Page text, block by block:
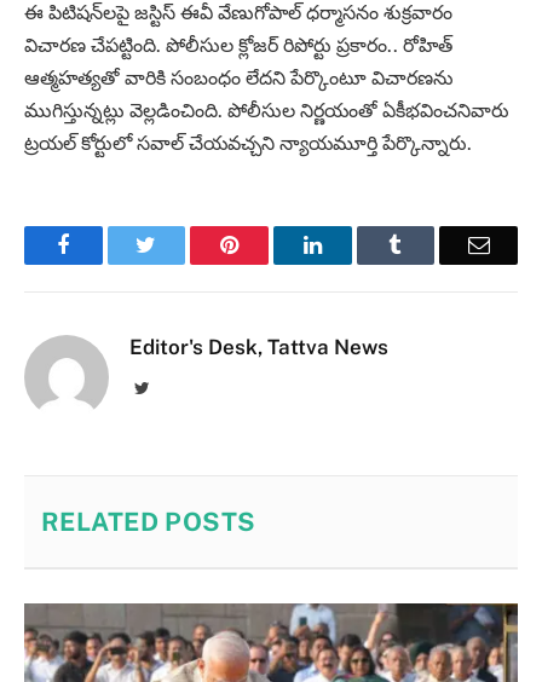
ఈ పిటిషన్‌లపై జస్టిస్‌ ఈవీ వేణుగోపాల్‌ ధర్మాసనం శుక్రవారం
విచారణ చేపట్టింది. పోలీసుల క్లోజర్‌ రిపోర్టు ప్రకారం.. రోహిత్‌
ఆత్మహత్యతో వారికి సంబంధం లేదని పేర్కొంటూ విచారణను
ముగిస్తున్నట్లు వెల్లడించింది. పోలీసుల నిర్ణయంతో ఏకీభవించనివారు
ట్రయల్‌ కోర్టులో సవాల్‌ చేయవచ్చని న్యాయమూర్తి పేర్కొన్నారు.
Facebook Pinterest LinkedIn Email
Editor's Desk, Tattva News
Twitter
RELATED POSTS